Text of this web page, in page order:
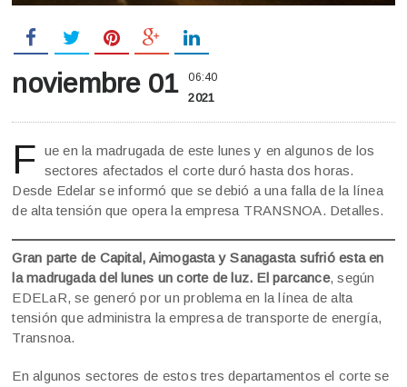
noviembre 01 06:40
2021
F ue en la madrugada de este lunes y en algunos de los
sectores afectados el corte duró hasta dos horas.
Desde Edelar se informó que se debió a una falla de la línea
de alta tensión que opera la empresa TRANSNOA. Detalles.
Gran parte de Capital, Aimogasta y Sanagasta sufrió esta en
la madrugada del lunes un corte de luz. El parcance, según
EDELaR, se generó por un problema en la línea de alta
tensión que administra la empresa de transporte de energía,
Transnoa.
En algunos sectores de estos tres departamentos el corte se